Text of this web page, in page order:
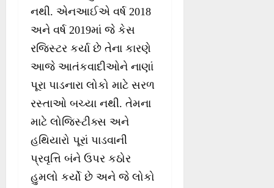
નથી. એનઆઈએ વર્ષ 2018
અને વર્ષ 2019માં જે કેસ
રજિસ્ટર કર્યા છે તેના કારણે
આજે આતંકવાદીઓને નાણાં
પૂરા પાડનારા લોકો માટે સરળ
રસ્તાઓ બચ્યા નથી. તેમના
માટે લોજિસ્ટીક્સ અને
હથિયારો પૂરાં પાડવાની
પ્રવૃત્તિ બંને ઉપર કઠોર
હુમલો કર્યો છે અને જે લોકો